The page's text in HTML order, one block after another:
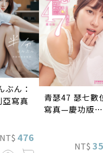
ぶん：
亞寫真
NT$ 476
青瑟47 瑟七數
寫真—慶功版
NT$